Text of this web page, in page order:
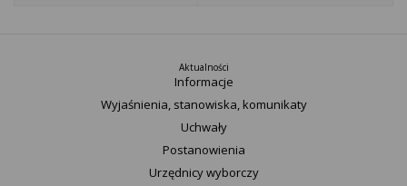
Aktualności
Informacje
Wyjaśnienia, stanowiska, komunikaty
Uchwały
Postanowienia
Urzędnicy wyborczy